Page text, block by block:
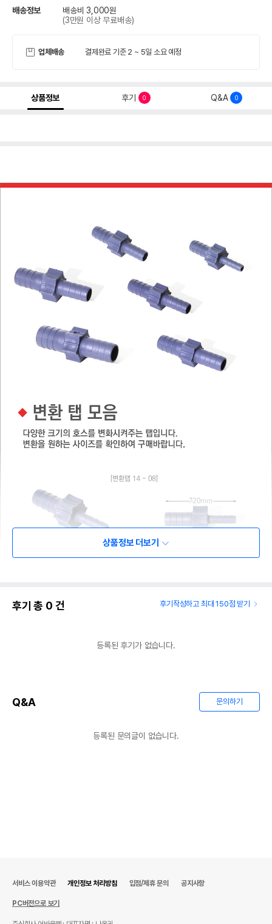
배송정보
배송비 3,000원
(3만원 이상 무료배송)
업체배송 결제완료 기준 2 ~ 5일 소요 예정
상품정보 후기 0 Q&A 0
상품정보 더보기
후기 총 0 건 후기작성하고 최대 150점 받기
등록된 후기가 없습니다.
Q&A 문의하기
등록된 문의글이 없습니다.
서비스 이용약관 개인정보 처리방침 입점/제휴 문의 공지사항
PC버전으로 보기